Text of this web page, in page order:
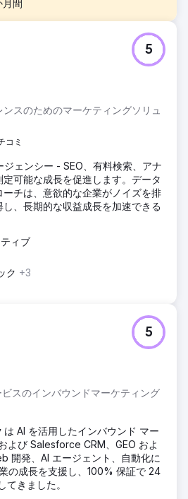
月間
する前、この e コマース デッキ材販
ィング代理店で大きな課題に直面し
正確で、売上の発生源や予算の使
得られませんでした。透明性がな
、情報に基づいた意思決定を行っ
ジタル マーケティングの取り組みは
ものになっていました。
収益を増やすための効率的なマー
することでした。パフォーマンスを
なアプローチをテストすること
に焦点を当てた詳細な戦略を作成
アントを Google Merchant に登
されるようにしました。これらの
ターゲティングが向上し、成長が
幅に向上しました。
略により、売上が伸びただけでな
優れたパフォーマンスが実現しまし
最適化し、SEO 全体の取り組みを
ク単価を 0.60 ドル以下に抑え、
た。この成功は、適切に実行された
グ プランの威力を実証していま
ンシーページに移動
スのためのマーケティングソリュ
コミ
5
ェンシー - SEO、有料検索、アナ
可能な成長を促進します。データ
チは、意欲的な企業がノイズを排
、長期的な収益成長を加速できる
ィブ
ク +3
スのインバウンドマーケティング
5
AI を活用したインバウンド マー
よび Salesforce CRM、GEO およ
開発、AI エージェント、自動化に
の成長を支援し、100% 保証で 24
きました。